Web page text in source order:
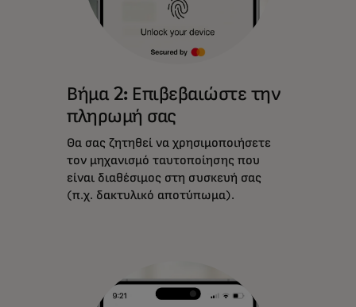
Βήμα 2: Επιβεβαιώστε την
πληρωμή σας
Θα σας ζητηθεί να χρησιμοποιήσετε
τον μηχανισμό ταυτοποίησης που
είναι διαθέσιμος στη συσκευή σας
(π.χ. δακτυλικό αποτύπωμα).